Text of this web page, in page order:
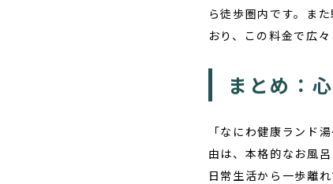
ら徒歩圏内です。ま
おり、この料金で広
まとめ：
「なにわ健康ランド
由は、本格的なお風
日常生活から一歩離